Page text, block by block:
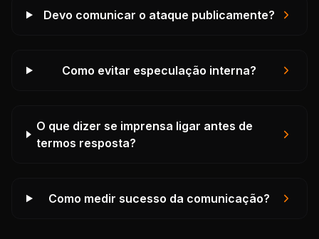
Devo comunicar o ataque publicamente?
Como evitar especulação interna?
O que dizer se imprensa ligar antes de
termos resposta?
Como medir sucesso da comunicação?